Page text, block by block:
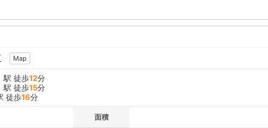
Map
駅 徒歩12分
駅 徒歩15分
徒歩16分
面積